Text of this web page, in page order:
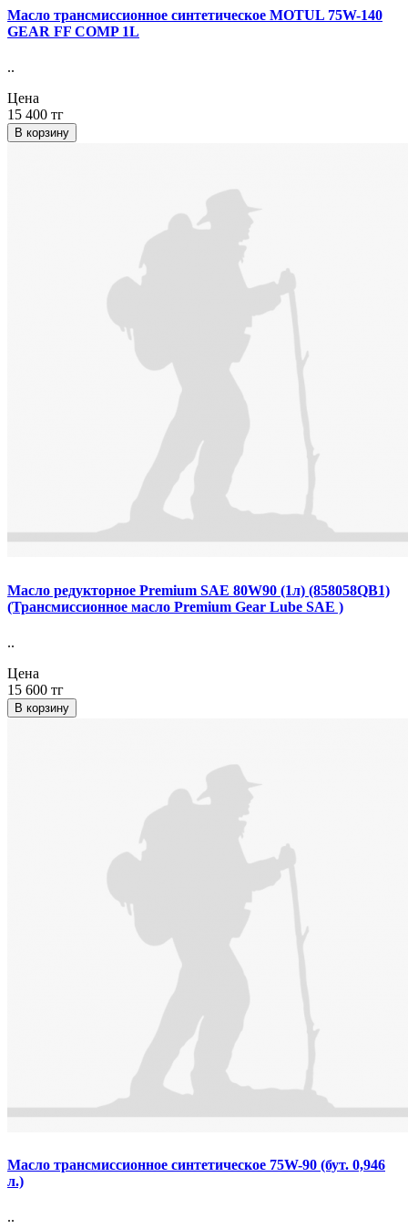
Масло трансмиссионное синтетическое MOTUL 75W-140
GEAR FF COMP 1L
..
Цена
15 400 тг
В корзину
Масло редукторное Premium SAE 80W90 (1л) (858058QB1)
(Трансмиссионное масло Premium Gear Lube SAE )
..
Цена
15 600 тг
В корзину
Масло трансмиссионное синтетическое 75W-90 (бут. 0,946
л.)
..